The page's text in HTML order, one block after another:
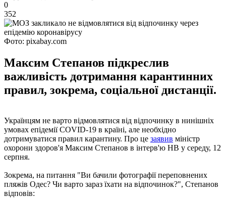
0
352
Фото: pixabay.com
Максим Степанов підкреслив
важливість дотримання карантинних
правил, зокрема, соціальної дистанції.
Українцям не варто відмовлятися від відпочинку в нинішніх
умовах епідемії COVID-19 в країні, але необхідно
дотримуватися правил карантину. Про це заявив міністр
охорони здоров'я Максим Степанов в інтерв'ю НВ у середу, 12
серпня.
Зокрема, на питання "Ви бачили фотографії переповнених
пляжів Одес? Чи варто зараз їхати на відпочинок?", Степанов
відповів: